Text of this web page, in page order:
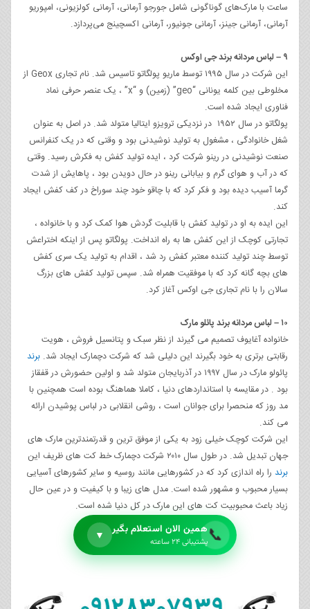
ساعت با مارک‌های گوناگونی شامل جورجو آرمانی، آرمانی کولزیونی، امپوریو
آرمانی، آرمانی جینز، آرمانی جونیور، آرمانی اکسچینج می‌پردازد.
۹ – لباس مردانه برند جی اوکس
این شرکت در سال ۱۹۹۵ توسط ماریو پولگاتو تاسیس شد. نام تجاری Geox از
مخلوطی بین کلمه یونانی “geo” (زمین) و “x” ، یک عنصر حرفی نماد
فناوری ایجاد شده است.
پولگاتو در سال ۱۹۵۲ در نزدیکی ترویزو ایتالیا متولد شد. در اصل به عنوان
شغل خانوادگی ، مشغول به تولید نوشیدنی بود و وقتی که در یک کنفرانس
صنعت نوشیدنی در رینو شرکت کرد ، ایده تولید کفش به فکرش رسید. وقتی
که در آب و هوای گرم و بیابانی رینو در حال دویدن بود ، پاهایش از شدت
گرما آسیب دیده بود و فکر کرد که با چاقو خود چند سوراخ در کف کفش ایجاد
کند.
این ایده به او در تولید کفش با قابلیت گردش هوا کمک کرد و با خانواده ،
تجارتی کوچک از این کفش ها به راه انداخت. پولگاتو پس از اینکه اختراعش
توسط چند تولید کننده معتبر کفش رد شد ، اقدام به تولید یک سری کفش
های بچه گانه کرد که با موفقیت همراه شد. سپس تولید کفش های بزرگ
سالان را با نام تجاری جی اوکس آغاز کرد.
۱۰ – لباس مردانه برند پائلو مارک
خانواده آغایوف تصمیم می گیرند از نظر سبک و پتانسیل فروش ، هویت
رقابتی برتری به خود بگیرند این دلیلی شد که شرکت دچمارک ایجاد شد. برند
پائولو مارک در سال ۱۹۹۷ در آذربایجان متولد شد و اولین حضورش در قفقاز
بود . در مقایسه با استانداردهای دنیا ، کاملا هماهنگ بوده است همچنین با
مد روز که منحصرا برای جوانان است ، روشی انقلابی در لباس پوشیدن ارائه
می کند.
این شرکت کوچک خیلی زود به یکی از موفق ترین و قدرتمندترین مارک های
جهان تبدیل شد. در طول سال ۲۰۱۰ شرکت دچمارک خط کت های ظریف این
برند را راه اندازی کرد که در کشورهایی مانند روسیه و سایر کشورهای آسیایی
بسیار محبوب و مشهور شده است. مدل های زیبا و با کیفیت و در عین حال
زیاد باعث محبوبیت کت های این مارک در کل دنیا شده است.
📞همین الان استعلام بگیر
پشتیبانی ۲۴ ساعته
▼